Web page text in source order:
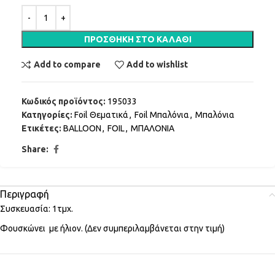
ΠΡΟΣΘΉΚΗ ΣΤΟ ΚΑΛΆΘΙ
Add to compare Add to wishlist
Κωδικός προϊόντος: 195033
Κατηγορίες: Foil Θεματικά, Foil Μπαλόνια, Μπαλόνια
Ετικέτες: BALLOON, FOIL, ΜΠΑΛΟΝΙΑ
Share:
Περιγραφή
Συσκευασία: 1τμχ.
Φουσκώνει με ήλιον. (Δεν συμπεριλαμβάνεται στην τιμή)